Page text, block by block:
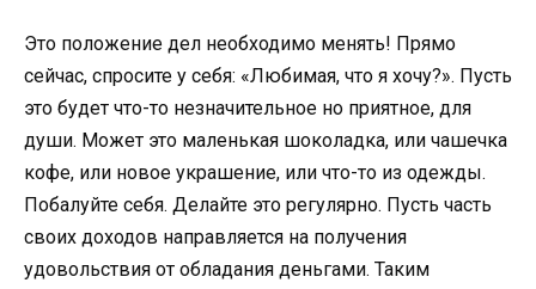
Это положение дел необходимо менять! Прямо
сейчас, спросите у себя: «Любимая, что я хочу?». Пусть
это будет что-то незначительное но приятное, для
души. Может это маленькая шоколадка, или чашечка
кофе, или новое украшение, или что-то из одежды.
Побалуйте себя. Делайте это регулярно. Пусть часть
своих доходов направляется на получения
удовольствия от обладания деньгами. Таким